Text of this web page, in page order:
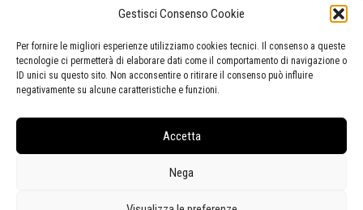
Gestisci Consenso Cookie
Per fornire le migliori esperienze utilizziamo cookies tecnici. Il consenso a queste
tecnologie ci permetterà di elaborare dati come il comportamento di navigazione o
ID unici su questo sito. Non acconsentire o ritirare il consenso può influire
negativamente su alcune caratteristiche e funzioni.
Accetta
Nega
Cell:+39 338 5714978 (orario apertura Galleria)
Tel:
+39 0584 944580
(orario 09.00/13.00)
Email:gamc@comune.viareggio.lu.it
Segnalazione di inaccessibilità